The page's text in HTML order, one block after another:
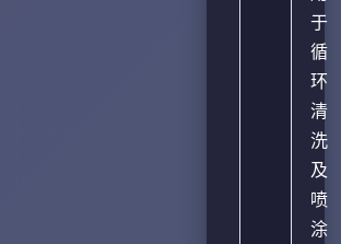
于
循
环
清
洗
及
喷
涂